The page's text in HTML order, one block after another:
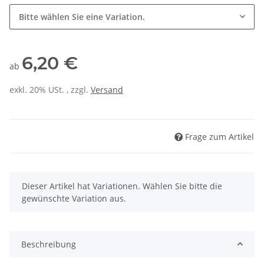
Bitte wählen Sie eine Variation.
ab 6,20 €
exkl. 20% USt. , zzgl. Versand
Frage zum Artikel
x
Dieser Artikel hat Variationen. Wählen Sie bitte die
gewünschte Variation aus.
Beschreibung